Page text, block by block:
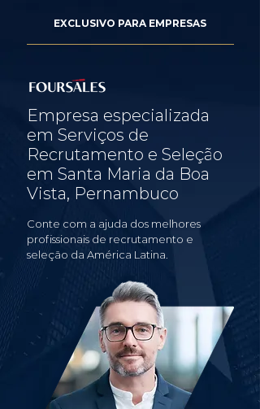
EXCLUSIVO PARA EMPRESAS
Empresa especializada
em Serviços de
Recrutamento e Seleção
em Santa Maria da Boa
Vista, Pernambuco
Conte com a ajuda dos melhores
profissionais de recrutamento e
seleção da América Latina.